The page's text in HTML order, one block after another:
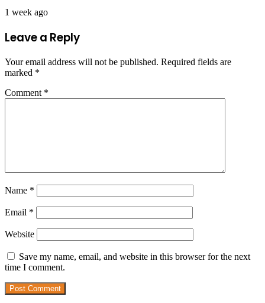
1 week ago
Leave a Reply
Your email address will not be published. Required fields are
marked *
Comment *
Name *
Email *
Website
Save my name, email, and website in this browser for the next
time I comment.